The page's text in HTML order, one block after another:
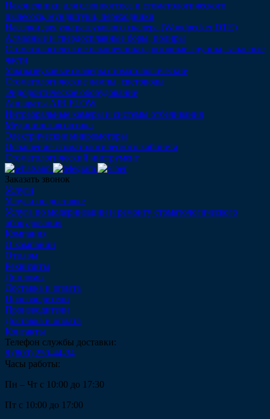
Наконечники для слюноотсоса и стоматологического
пылесоса, мундштуки, переходники
Насадки для ультразвукового скалера (Woodpecker DTE)
Алмазные и твердосплавные боры, полиры
Стоматологические наконечники, роторные группы, запасные
части
Ультразвуковые скалеры стоматологические
Стоматологические лампы, световоды
Эндодонтическое оборудование
Аппараты AIR FLOW
Интраоральные камеры и системы отбеливания
Медицинская оптика
Электрические микромоторы
Оснащение стоматологического кабинета
Стоматологический инструмент
Заказать звонок
Услуги
Услуги по доставке
Услуга по модернизации и ремонту стоматологического
оборудования
Компания
О компании
Отзывы
Реквизиты
Дипломы
Доставка и оплата
Производители
Производители
Доставка и оплата
Контакты
Телефон службы доставки:
8 (800) 250-44-34
Часы работы:
Пн – Чт с 10:00 до 17:30
Пт с 10:00 до 17:00